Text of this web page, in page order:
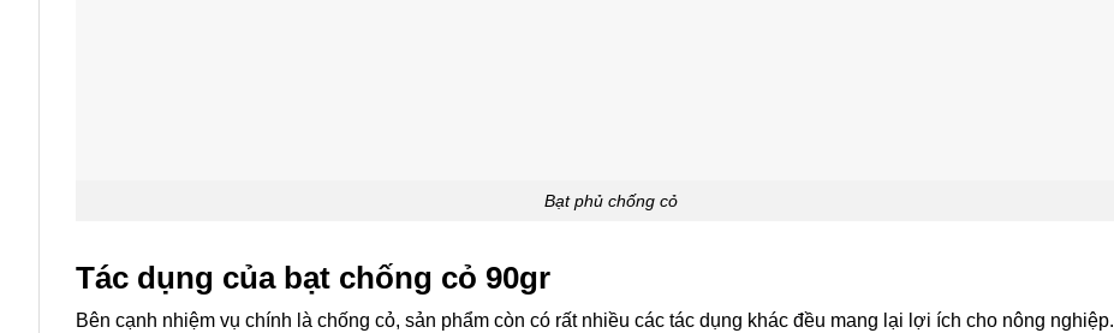
Bạt phủ chống cỏ
Tác dụng của bạt chống cỏ 90gr
Bên cạnh nhiệm vụ chính là chống cỏ, sản phẩm còn có rất nhiều các tác dụng khác đều mang lại lợi ích cho nông nghiệp.